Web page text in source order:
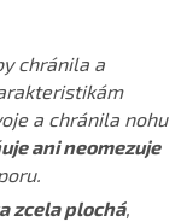
chránila a
a chránila nohu
ani neomezuje
zcela plochá,